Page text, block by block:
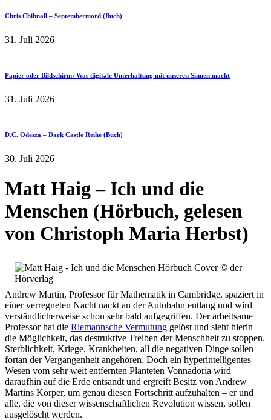
Chris Chibnall – Septembermord (Buch)
31. Juli 2026
Papier oder Bildschirm: Was digitale Unterhaltung mit unseren Sinnen macht
31. Juli 2026
D.C. Odesza – Dark Castle Reihe (Buch)
30. Juli 2026
Matt Haig – Ich und die
Menschen (Hörbuch, gelesen
von Christoph Maria Herbst)
Andrew Martin, Professor für Mathematik in Cambridge, spaziert in
einer verregneten Nacht nackt an der Autobahn entlang und wird
verständlicherweise schon sehr bald aufgegriffen. Der arbeitsame
Professor hat die Riemannsche Vermutung gelöst und sieht hierin
die Möglichkeit, das destruktive Treiben der Menschheit zu stoppen.
Sterblichkeit, Kriege, Krankheiten, all die negativen Dinge sollen
fortan der Vergangenheit angehören. Doch ein hyperintelligentes
Wesen vom sehr weit entfernten Planteten Vonnadoria wird
daraufhin auf die Erde entsandt und ergreift Besitz von Andrew
Martins Körper, um genau diesen Fortschritt aufzuhalten – er und
alle, die von dieser wissenschaftlichen Revolution wissen, sollen
ausgelöscht werden.